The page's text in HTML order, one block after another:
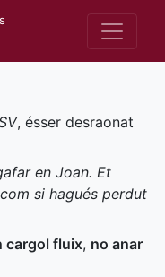
, ésser desraonat
en Joan. Et
si hagués perdut
cargol fluix, no anar